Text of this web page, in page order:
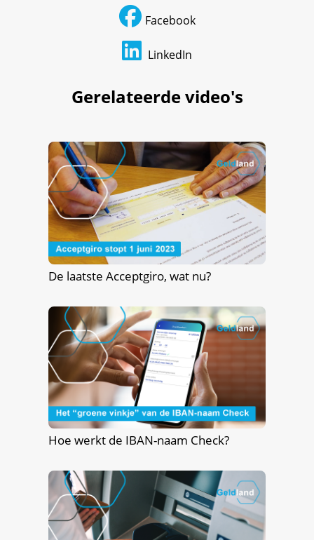
Facebook
LinkedIn
Gerelateerde video's
De laatste Acceptgiro, wat nu?
Hoe werkt de IBAN-naam Check?